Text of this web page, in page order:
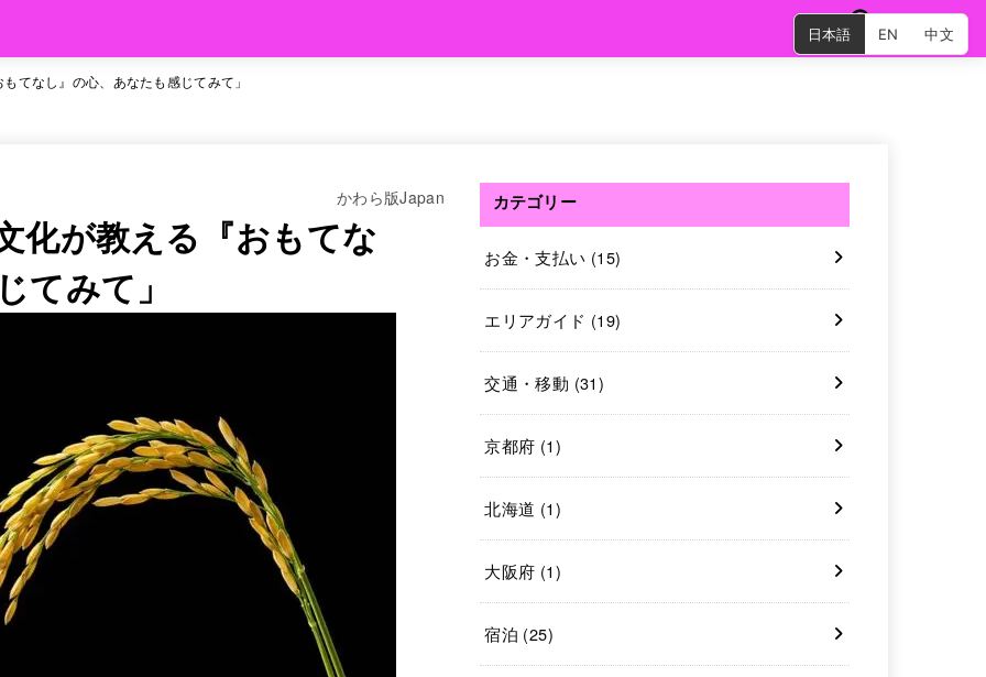
日本語 EN 中文
SEARCH
てなし』の心、あなたも感じてみて」
かわら版Japan
化が教える『おもてな
てみて」
カテゴリー
お金・支払い (15)
エリアガイド (19)
交通・移動 (31)
京都府 (1)
北海道 (1)
大阪府 (1)
宿泊 (25)